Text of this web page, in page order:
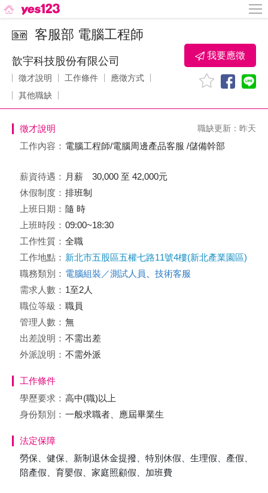
客服部 電腦工程師
歆宇科技股份有限公司
徵才說明 工作條件
應徵方式
其他職缺
我要應徵
徵才說明 職缺更新：昨天
工作內容： 電腦工程師/電腦周邊產品客服 /儲備幹部
薪資待遇： 月薪 30,000 至 42,000元
休假制度： 排班制
上班日期： 隨 時
上班時段： 09:00~18:30
工作性質： 全職
工作地點： 新北市五股區五權七路11號4樓(新北產業園區)
職務類別： 電腦組裝／測試人員
技術客服
需求人數： 1至2人
職位等級： 職員
管理人數： 無
出差說明： 不需出差
外派說明： 不需外派
工作條件
學歷要求： 高中(職)以上
身份類別： 一般求職者、應屆畢業生
法定保障
勞保、健保、新制退休金提撥、特別休假、生理假、產假、
陪產假、育嬰假、家庭照顧假、加班費